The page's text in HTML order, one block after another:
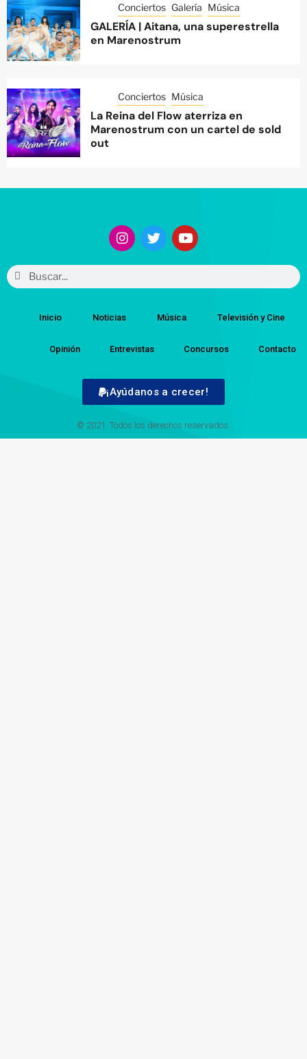
Conciertos Galería Música
GALERÍA | Aitana, una superestrella
en Marenostrum
Conciertos Música
La Reina del Flow aterriza en
Marenostrum con un cartel de sold
out
Inicio Noticias Música Televisión y Cine
Opinión Entrevistas Concursos Contacto
¡Ayúdanos a crecer!
© 2021. Todos los derechos reservados.